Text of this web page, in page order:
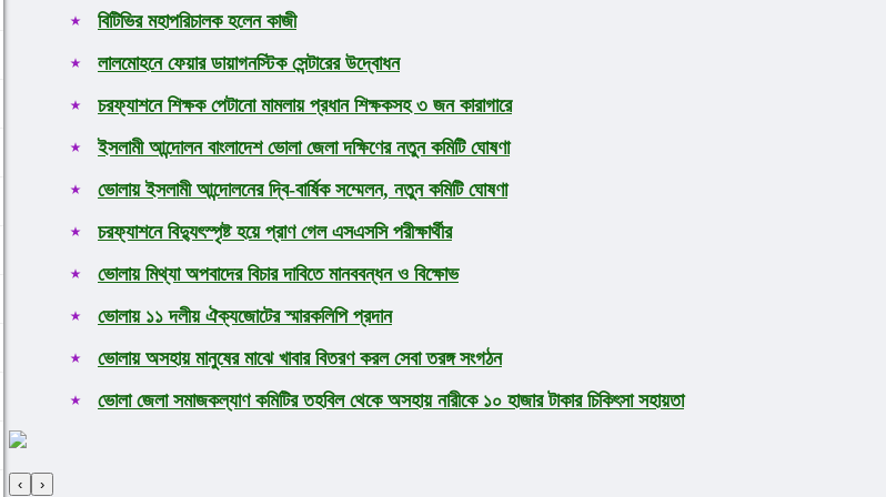
বিটিভির মহাপরিচালক হলেন কাজী
লালমোহনে ফেয়ার ডায়াগনস্টিক সেন্টারের উদ্বোধন
চরফ্যাশনে শিক্ষক পেটানো মামলায় প্রধান শিক্ষকসহ ৩ জন কারাগারে
ইসলামী আন্দোলন বাংলাদেশ ভোলা জেলা দক্ষিণের নতুন কমিটি ঘোষণা
ভোলায় ইসলামী আন্দোলনের দ্বি-বার্ষিক সম্মেলন, নতুন কমিটি ঘোষণা
চরফ্যাশনে বিদ্যুৎস্পৃষ্ট হয়ে প্রাণ গেল এসএসসি পরীক্ষার্থীর
ভোলায় মিথ্যা অপবাদের বিচার দাবিতে মানববন্ধন ও বিক্ষোভ
ভোলায় ১১ দলীয় ঐক্যজোটের স্মারকলিপি প্রদান
ভোলায় অসহায় মানুষের মাঝে খাবার বিতরণ করল সেবা তরঙ্গ সংগঠন
ভোলা জেলা সমাজকল্যাণ কমিটির তহবিল থেকে অসহায় নারীকে ১০ হাজার টাকার চিকিৎসা সহায়তা
‹ ›